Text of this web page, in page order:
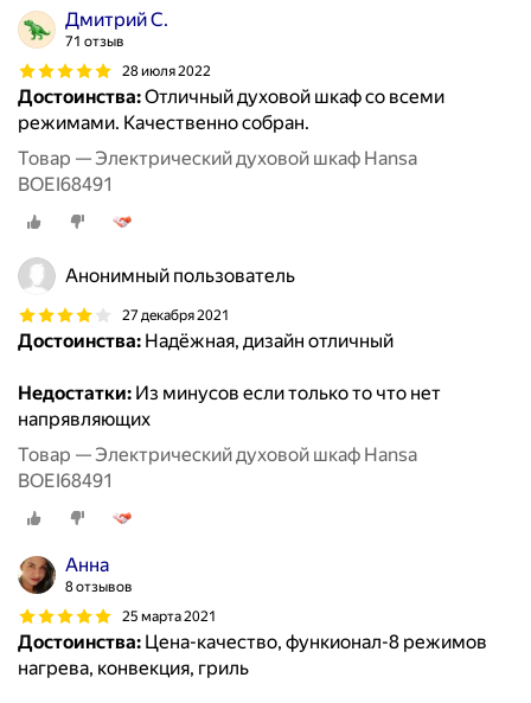
Дмитрий С.
71 отзыв
28 июля 2022
Достоинства:Отличный духовой шкаф со всеми
режимами. Качественно собран.
Товар — Электрический духовой шкаф Hansa
BOEI68491
Анонимный пользователь
27 декабря 2021
Достоинства: Надёжная, дизайн отличный
Недостатки: Из минусов если только то что нет
напрявляющих
Товар — Электрический духовой шкаф Hansa
BOEI68491
Анна
8 отзывов
25 марта 2021
Достоинства: Цена-качество, функионал-8 режимов
нагрева, конвекция, гриль